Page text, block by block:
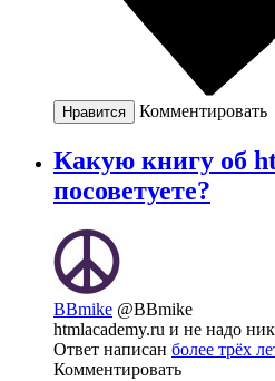
Нравится Комментировать
Какую книгу об
посоветуете?
BBmike @BBmike
htmlacademy.ru и не надо
Ответ написан более трёх
Комментировать